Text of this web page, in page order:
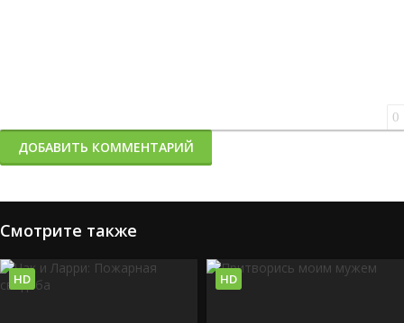
0
ДОБАВИТЬ КОММЕНТАРИЙ
Смотрите также
HD HD